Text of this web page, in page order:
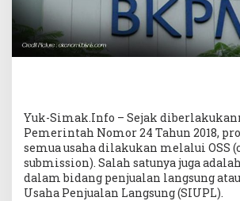
Yuk-Simak.Info – Sejak
Pemerintah Nomor 24 Tahun 2018,
semua usaha dilakukan melalui OSS
submission). Salah satunya juga
dalam bidang penjualan langsung
Usaha Penjualan Langsung (SIUPL).